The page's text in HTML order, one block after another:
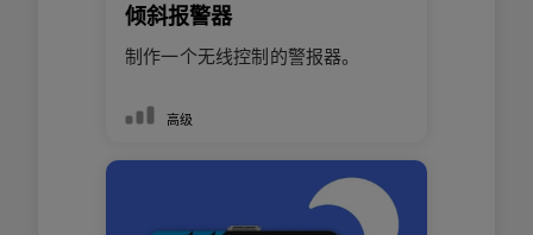
倾斜报警器
制作一个无线控制的警报器。
高级